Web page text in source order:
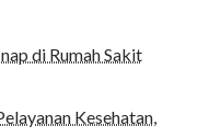
di Rumah Sakit
Kesehatan,